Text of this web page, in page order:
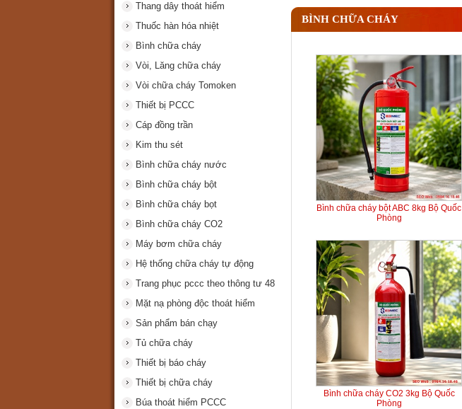
Thang dây thoát hiểm
Thuốc hàn hóa nhiệt
Bình chữa cháy
Vòi, Lăng chữa cháy
Vòi chữa cháy Tomoken
Thiết bị PCCC
Cáp đồng trần
Kim thu sét
Bình chữa cháy nước
Bình chữa cháy bột
Bình chữa cháy bọt
Bình chữa cháy CO2
Máy bơm chữa cháy
Hệ thống chữa cháy tự động
Trang phục pccc theo thông tư 48
Mặt nạ phòng độc thoát hiểm
Sản phẩm bán chạy
Tủ chữa cháy
Thiết bị báo cháy
Thiết bị chữa cháy
Búa thoát hiểm PCCC
BÌNH CHỮA CHÁY
Bình chữa cháy bột ABC 8kg Bộ Quốc
Phòng
Bình chữa cháy CO2 3kg Bộ Quốc
Phòng